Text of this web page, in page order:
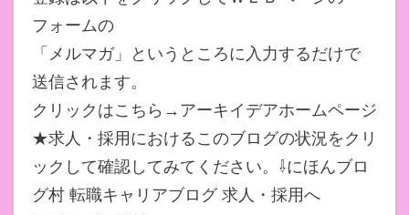
フォームの
「メルマガ」というところに入力するだけで
送信されます。
クリックはこちら→アーキイデアホームページ
★求人・採用におけるこのブログの状況をクリ
ックして確認してみてください。⇩にほんブロ
グ村 転職キャリアブログ 求人・採用へ